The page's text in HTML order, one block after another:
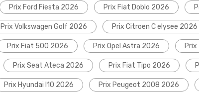
Prix Ford Fiesta 2026 Prix Fiat Doblo 2026
Prix Volkswagen Golf 2026 Prix Citroen C elysee 2026
Prix Fiat 500 2026 Prix Opel Astra 2026
Prix Seat Ateca 2026 Prix Fiat Tipo 2026
Prix Hyundai I10 2026 Prix Peugeot 2008 2026